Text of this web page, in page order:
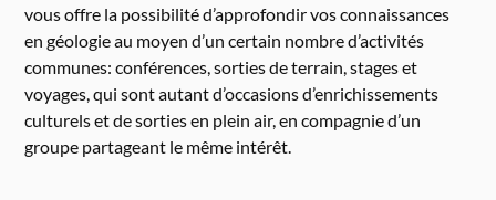
vous offre la possibilité d’approfondir vos connaissances
en géologie au moyen d’un certain nombre d’activités
communes: conférences, sorties de terrain, stages et
voyages, qui sont autant d’occasions d’enrichissements
culturels et de sorties en plein air, en compagnie d’un
groupe partageant le même intérêt.